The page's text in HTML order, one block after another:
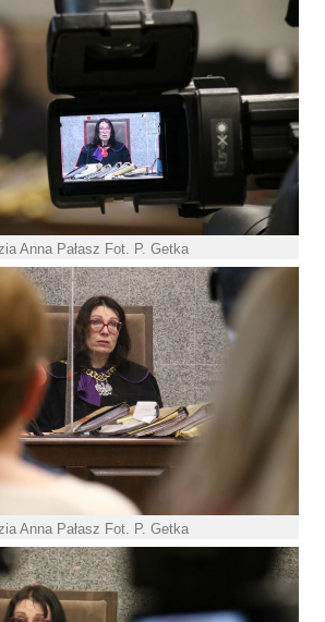
Anna Pałasz Fot. P. Getka
Anna Pałasz Fot. P. Getka